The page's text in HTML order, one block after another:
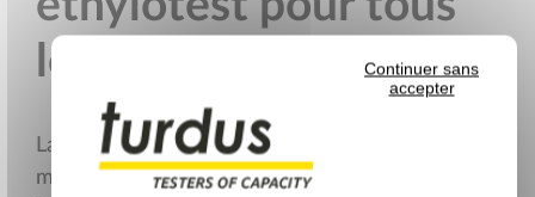
Continuer sans
accepter
les conducteurs !
La révolution Turdus est encore et toujours en
marche ! Découvrez notre dernière nouveauté :